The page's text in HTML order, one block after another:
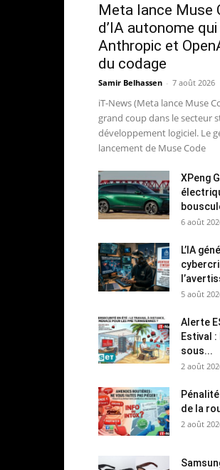
Meta lance Muse
d’IA autonome
Anthropic et
du codage
Samir Belhassen - 7 août 2026
iT-News (Meta lance Muse
grand coup dans le secteur
développement logiciel. Le
lancement de Muse Code
XPeng
6 août
L’IA
5 août
Alerte
Estival :
sous...
2 août
de la
2 août